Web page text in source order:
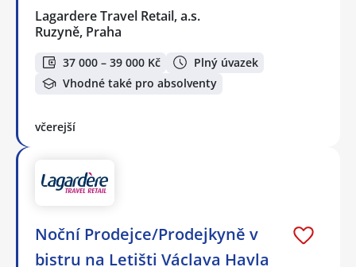
Lagardere Travel Retail, a.s.
Ruzyně, Praha
37 000 – 39 000 Kč
Plný úvazek
Vhodné také pro absolventy
včerejší
Noční Prodejce/Prodejkyně v
bistru na Letišti Václava Havla